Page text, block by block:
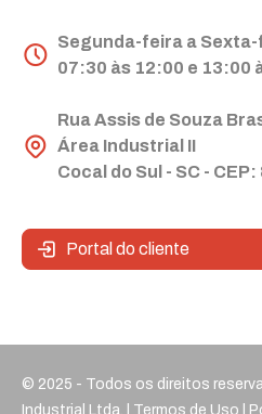
Segunda-feira a
07:30 às 12:00 e 13:00
Rua Assis de Souza
Área Industrial II
Cocal do Sul - SC -
Portal do cliente
© 2025 - Todos os direitos
Industrial Ltda. | Termos de Uso